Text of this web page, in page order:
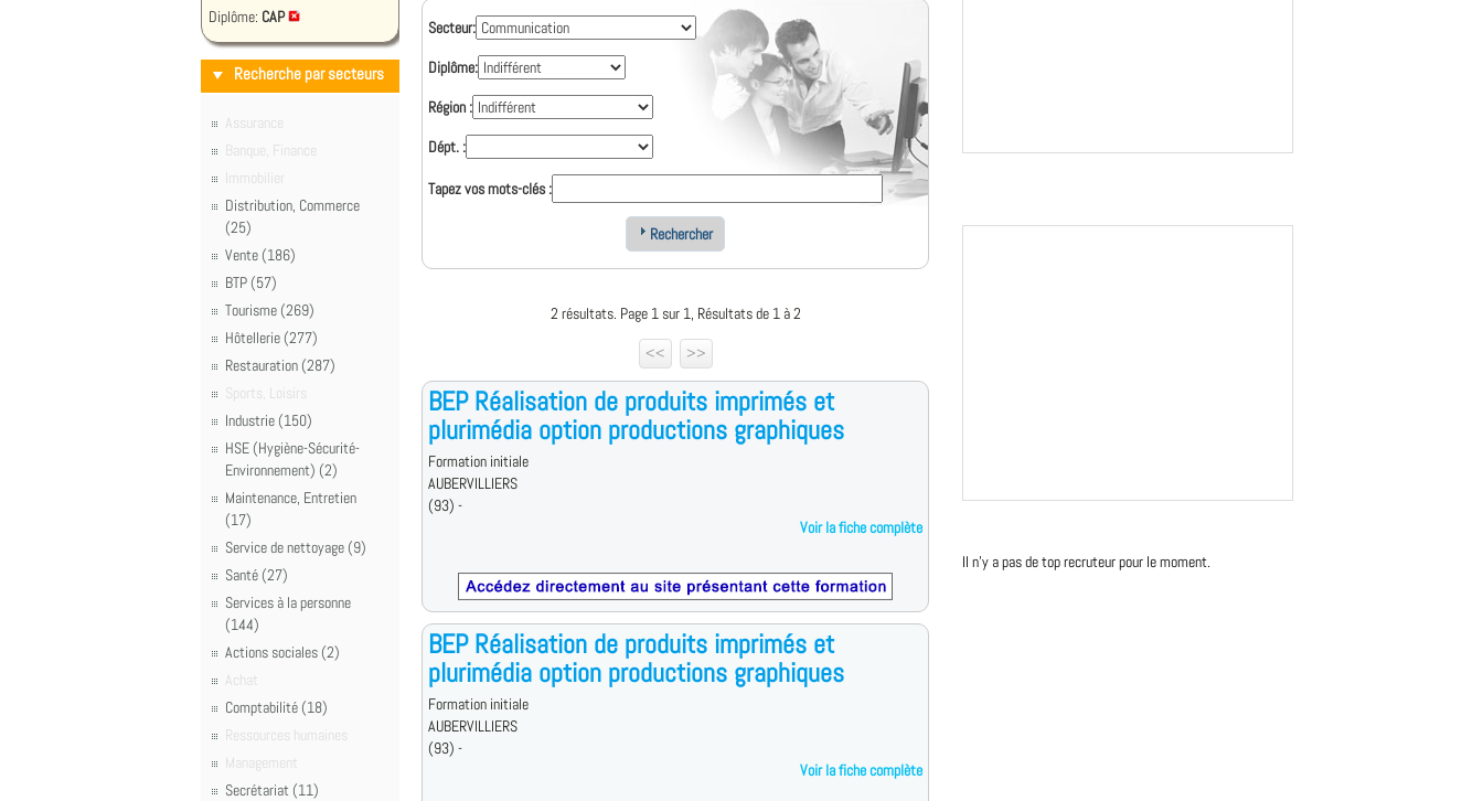
Diplôme: CAP
Recherche par secteurs
Assurance
Banque, Finance
Immobilier
Distribution, Commerce
(25)
Vente (186)
BTP (57)
Tourisme (269)
Hôtellerie (277)
Restauration (287)
Sports, Loisirs
Industrie (150)
HSE (Hygiène-Sécurité-
Environnement) (2)
Maintenance, Entretien
(17)
Service de nettoyage (9)
Santé (27)
Services à la personne
(144)
Actions sociales (2)
Achat
Comptabilité (18)
Ressources humaines
Management
Secrétariat (11)
Secteur:
Diplôme:
Région :
Dépt. :
Tapez vos mots-clés :
Rechercher
2 résultats. Page 1 sur 1, Résultats de 1 à 2
<<
>>
BEP Réalisation de produits imprimés et
plurimédia option productions graphiques
Formation initiale
AUBERVILLIERS
(93) -
Voir la fiche complète
BEP Réalisation de produits imprimés et
plurimédia option productions graphiques
Formation initiale
AUBERVILLIERS
(93) -
Voir la fiche complète
Il n'y a pas de top recruteur pour le moment.